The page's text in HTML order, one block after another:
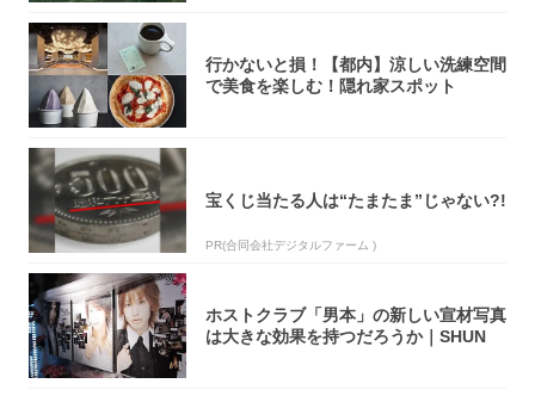
行かないと損！【都内】涼しい洗練空間
で美食を楽しむ！隠れ家スポット
宝くじ当たる人は“たまたま”じゃない?!
PR(合同会社デジタルファーム )
ホストクラブ「男本」の新しい宣材写真
は大きな効果を持つだろうか｜SHUN